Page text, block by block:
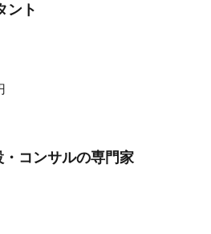
ント
コンサルの専門家